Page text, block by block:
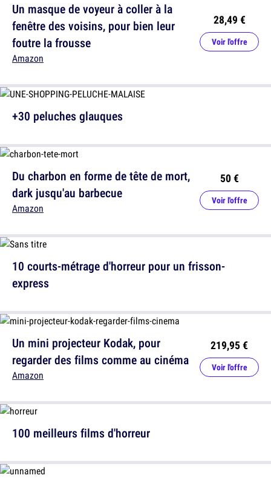
Un masque de voyeur à coller à la
fenêtre des voisins, pour bien leur
foutre la frousse
Amazon
28,49 €
Voir l'offre
Du charbon en forme de tête de mort,
dark jusqu'au barbecue
Amazon
50 €
Voir l'offre
Un mini projecteur Kodak, pour
regarder des films comme au cinéma
Amazon
219,95 €
Voir l'offre
+30 peluches glauques
10 courts-métrage d'horreur pour un frisson-
express
100 meilleurs films d'horreur